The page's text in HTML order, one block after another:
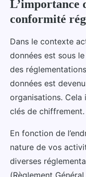
L’importance
conformité
Dans le contexte
données est sous
des
données est
organisations.
clés de chiffrement.
En fonction de
nature de vos
diverses
(Règlement